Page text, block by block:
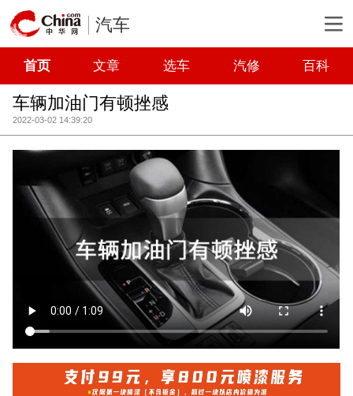
汽车
首页 文章 选车 汽修 百科
车辆加油门有顿挫感
2022-03-02 14:39:20